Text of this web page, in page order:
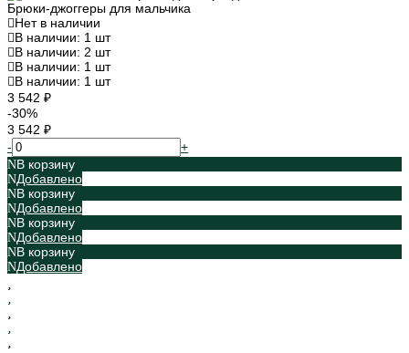
Брюки-джоггеры для мальчика
Нет в наличии
В наличии: 1 шт
В наличии: 2 шт
В наличии: 1 шт
В наличии: 1 шт
3 542 ₽
-30%
3 542 ₽
-
+
В корзину
Добавлено
В корзину
Добавлено
В корзину
Добавлено
В корзину
Добавлено